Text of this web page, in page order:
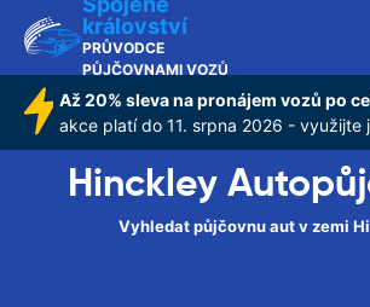
království
PRŮVODCE
PŮJČOVNAMI VOZŮ
Až 20% sleva na pronájem vozů po
akce platí do 11. srpna 2026 - využijte
Hinckley
Vyhledat půjčovnu aut v zemi